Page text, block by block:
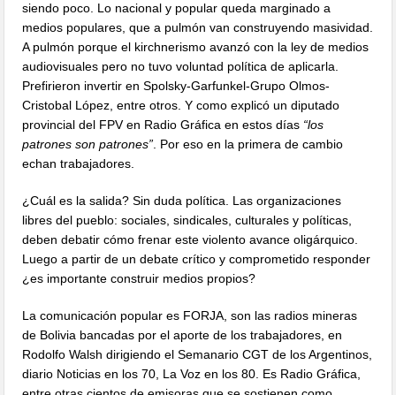
siendo poco. Lo nacional y popular queda marginado a
medios populares, que a pulmón van construyendo masividad.
A pulmón porque el kirchnerismo avanzó con la ley de medios
audiovisuales pero no tuvo voluntad política de aplicarla.
Prefirieron invertir en Spolsky-Garfunkel-Grupo Olmos-
Cristobal López, entre otros. Y como explicó un diputado
provincial del FPV en Radio Gráfica en estos días “los
patrones son patrones” . Por eso en la primera de cambio
echan trabajadores.
¿Cuál es la salida? Sin duda política. Las organizaciones
libres del pueblo: sociales, sindicales, culturales y políticas,
deben debatir cómo frenar este violento avance oligárquico.
Luego a partir de un debate crítico y comprometido responder
¿es importante construir medios propios?
La comunicación popular es FORJA, son las radios mineras
de Bolivia bancadas por el aporte de los trabajadores, en
Rodolfo Walsh dirigiendo el Semanario CGT de los Argentinos,
diario Noticias en los 70, La Voz en los 80. Es Radio Gráfica,